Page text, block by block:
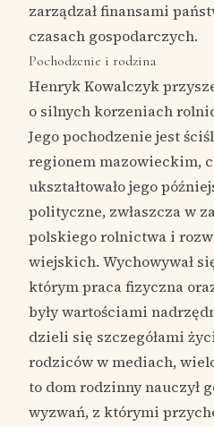
zarządzał finansami
czasach gospodarczych.
Pochodzenie i rodzina
Henryk Kowalczyk
o silnych korzeniach
Jego pochodzenie jest
regionem mazowieckim,
ukształtowało jego
polityczne, zwłaszcza w
polskiego rolnictwa i
wiejskich. Wychowywał
którym praca fizyczna
były wartościami
dzieli się szczegółami
rodziców w mediach,
to dom rodzinny nauczył
wyzwań, z którymi